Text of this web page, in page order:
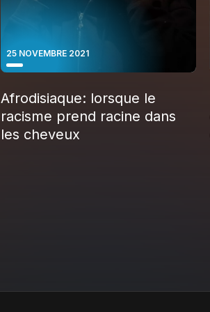
25 NOVEMBRE 2021
Afrodisiaque: lorsque le
racisme prend racine dans
les cheveux